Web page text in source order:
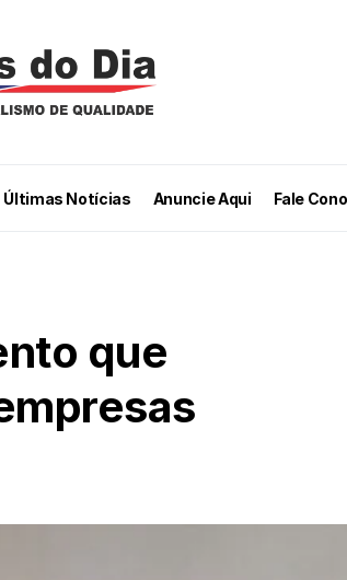
Últimas Notícias Anuncie Aqui Fale
que